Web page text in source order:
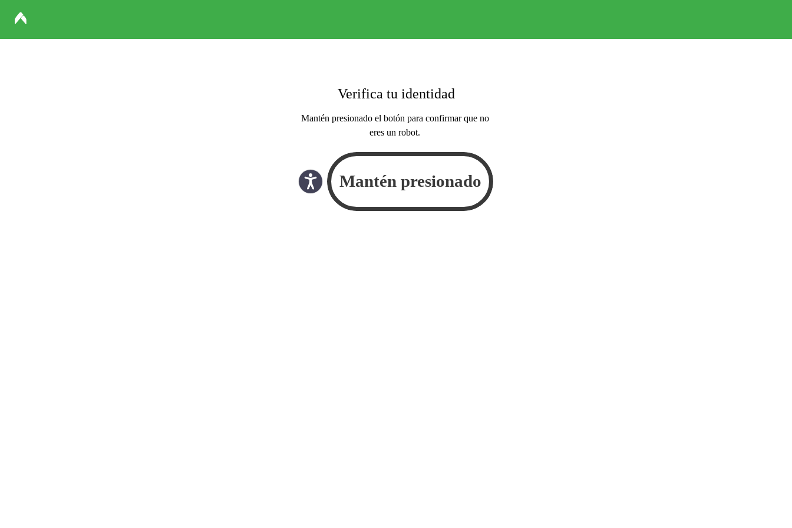
Verifica tu identidad
Mantén presionado el botón para confirmar que no
eres un robot.